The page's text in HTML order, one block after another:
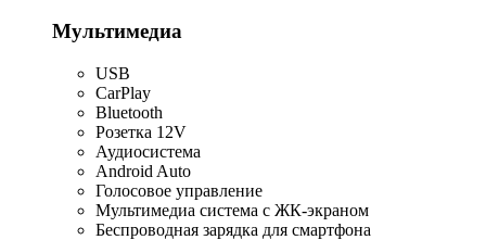
Мультимедиа
USB
CarPlay
Bluetooth
Розетка 12V
Аудиосистема
Android Auto
Голосовое управление
Мультимедиа система с ЖК-экраном
Беспроводная зарядка для смартфона